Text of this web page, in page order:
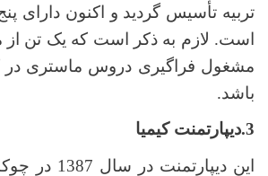
تربیه تأسیس گردید و اکنون دارای
است. لازم به ذکر است که یک تن از
مشغول فراگیری دروس ماستری
باشد.
3.دیپارتمنت کیمیا
این